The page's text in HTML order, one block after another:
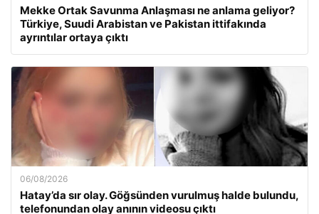
Mekke Ortak Savunma Anlaşması ne anlama geliyor?
Türkiye, Suudi Arabistan ve Pakistan ittifakında
ayrıntılar ortaya çıktı
06/08/2026
Hatay’da sır olay. Göğsünden vurulmuş halde bulundu,
telefonundan olay anının videosu çıktı